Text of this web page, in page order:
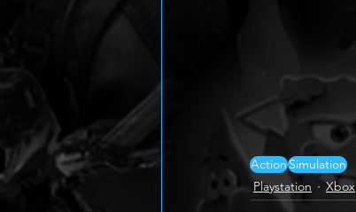
ActionSimulation
Playstation
Xbox